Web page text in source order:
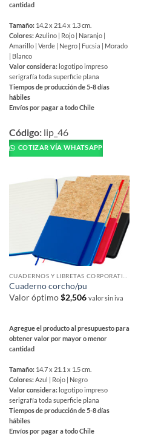
cantidad
Tamaño: 14.2 x 21.4 x 1.3 cm.
Colores:Azulino | Rojo | Naranjo |
Amarillo | Verde | Negro | Fucsia | Morado
| Blanco
Valor considera: logotipo impreso
serigrafía toda superficie plana
Tiempos de producción de 5-8 días
hábiles
Envíos por pagar a todo Chile
producto
tiene
múltiples
Las
la
de
producto
Código: lip_46
COTIZAR VÍA WHATSAPP
Cuaderno corcho/pu
Valor óptimo$2,506 valor sin iva
Agregue el producto al presupuesto para
obtener valor por mayor o menor
cantidad
Tamaño: 14.7 x 21.1 x 1.5 cm.
Colores:Azul | Rojo | Negro
Valor considera: logotipo impreso
serigrafía toda superficie plana
Tiempos de producción de 5-8 días
hábiles
Envíos por pagar a todo Chile